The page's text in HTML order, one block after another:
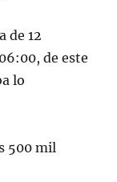
de 12
de este
lo
500 mil